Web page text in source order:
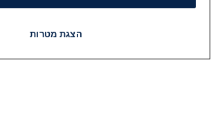
הצגת מטרות